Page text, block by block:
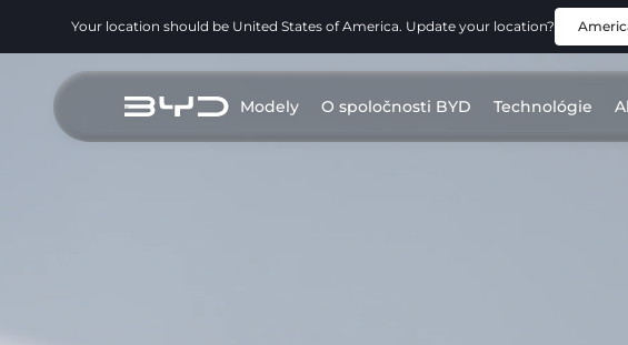
Your location should be United States of America. Update your location?
Modely O spoločnosti BYD Technológie